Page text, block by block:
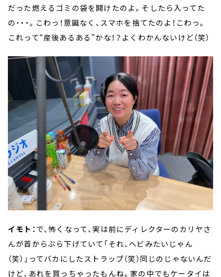
だった燃えるゴミの袋を開けたのよ。そしたら入ってた
の・・・。こわっ！意識なく、スマホを捨てたのよ！こわっ。
これって“産後あるある”かな！？よくわかんないけど（笑）
イモト：で、怖くなって、実は前にディレクターのカリヤさ
んが首からぶら下げていて「それ、ヘビみたいじゃん
（笑）」ってバカにしたストラップ（笑）同じのじゃないんだ
けど、あれを買っちゃったもんね。家の中でもケータイは